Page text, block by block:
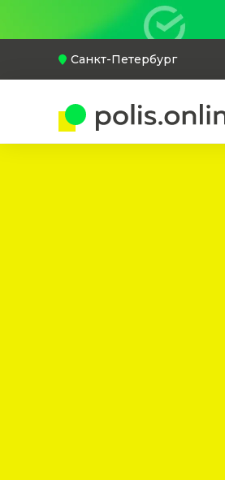
Санкт-Петербург